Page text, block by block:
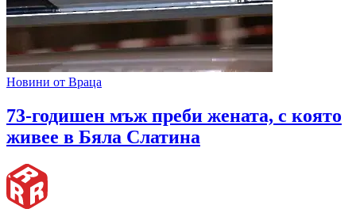
Новини от Враца
73-годишен мъж преби жената, с която
живее в Бяла Слатина